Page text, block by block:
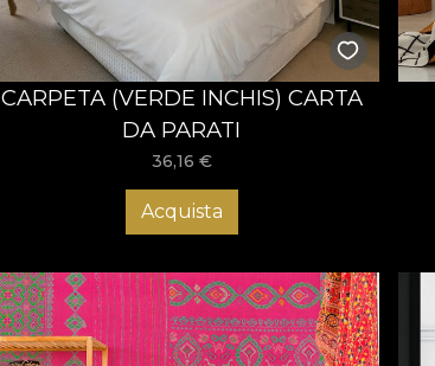
CARPETA (VERDE INCHIS) CARTA
DA PARATI
36,16 €
Acquista